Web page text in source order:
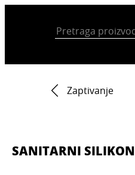
Zaptivanje
SANITARNI SILIKON